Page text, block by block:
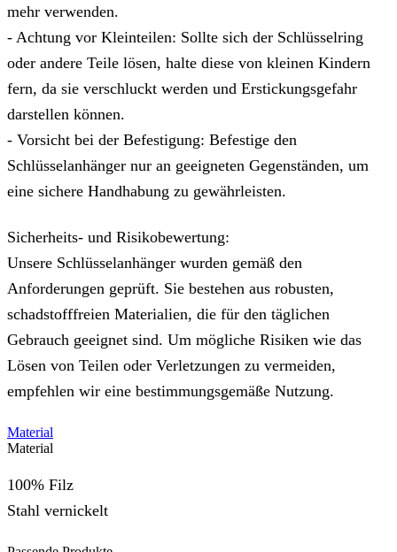
mehr verwenden.
- Achtung vor Kleinteilen: Sollte sich der Schlüsselring
oder andere Teile lösen, halte diese von kleinen Kindern
fern, da sie verschluckt werden und Erstickungsgefahr
darstellen können.
- Vorsicht bei der Befestigung: Befestige den
Schlüsselanhänger nur an geeigneten Gegenständen, um
eine sichere Handhabung zu gewährleisten.
Sicherheits- und Risikobewertung:
Unsere Schlüsselanhänger wurden gemäß den
Anforderungen geprüft. Sie bestehen aus robusten,
schadstofffreien Materialien, die für den täglichen
Gebrauch geeignet sind. Um mögliche Risiken wie das
Lösen von Teilen oder Verletzungen zu vermeiden,
empfehlen wir eine bestimmungsgemäße Nutzung.
Material
Material
100% Filz
Stahl vernickelt